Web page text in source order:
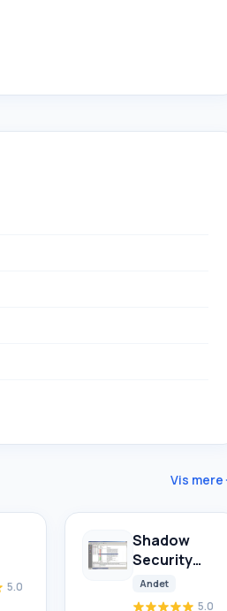
Vis mere
5.0
Shadow
Security
Scanner
Andet
5.0